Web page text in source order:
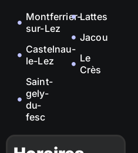
Montferrier-
sur-Lez
Castelnau-
le-Lez
Saint-
gely-
du-
fesc
Lattes
Jacou
Le
Crès